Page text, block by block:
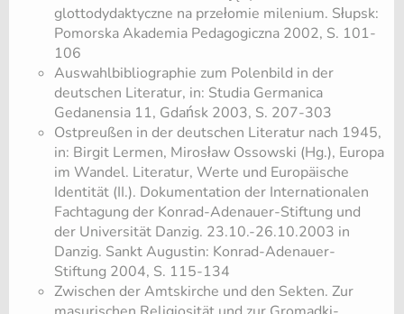
glottodydaktyczne na przełomie milenium. Słupsk:
Pomorska Akademia Pedagogiczna 2002, S. 101-
106
Auswahlbibliographie zum Polenbild in der
deutschen Literatur, in: Studia Germanica
Gedanensia 11, Gdańsk 2003, S. 207-303
Ostpreußen in der deutschen Literatur nach 1945,
in: Birgit Lermen, Mirosław Ossowski (Hg.), Europa
im Wandel. Literatur, Werte und Europäische
Identität (II.). Dokumentation der Internationalen
Fachtagung der Konrad-Adenauer-Stiftung und
der Universität Danzig. 23.10.-26.10.2003 in
Danzig. Sankt Augustin: Konrad-Adenauer-
Stiftung 2004, S. 115-134
Zwischen der Amtskirche und den Sekten. Zur